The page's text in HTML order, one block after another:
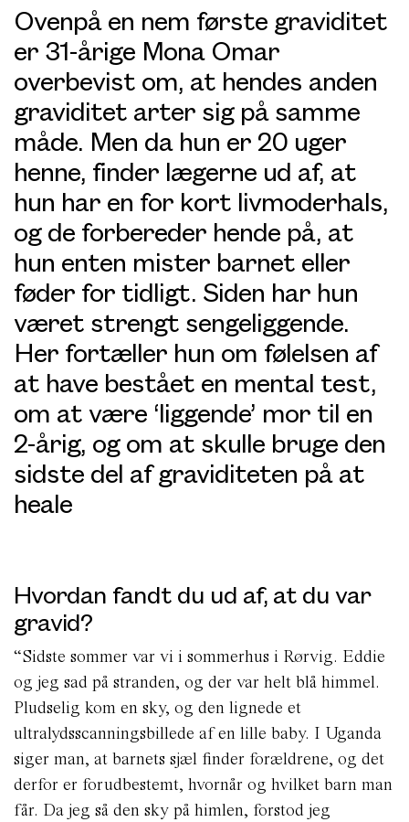
Ovenpå en nem første graviditet
er 31-årige Mona Omar
overbevist om, at hendes anden
graviditet arter sig på samme
måde. Men da hun er 20 uger
henne, finder lægerne ud af, at
hun har en for kort livmoderhals,
og de forbereder hende på, at
hun enten mister barnet eller
føder for tidligt. Siden har hun
været strengt sengeliggende.
Her fortæller hun om følelsen af
at have bestået en mental test,
om at være ‘liggende’ mor til en
2-årig, og om at skulle bruge den
sidste del af graviditeten på at
heale
Hvordan fandt du ud af, at du var
gravid?
“Sidste sommer var vi i sommerhus i Rørvig. Eddie
og jeg sad på stranden, og der var helt blå himmel.
Pludselig kom en sky, og den lignede et
ultralydsscanningsbillede af en lille baby. I Uganda
siger man, at barnets sjæl finder forældrene, og det
derfor er forudbestemt, hvornår og hvilket barn man
får. Da jeg så den sky på himlen, forstod jeg